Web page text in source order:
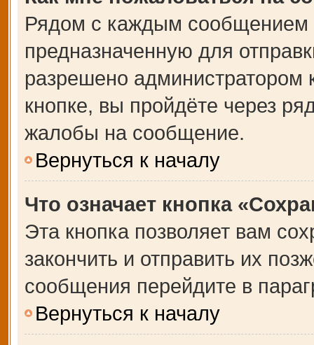
Рядом с каждым сообщением
предназначенную для
разрешено
кнопке, вы пройдёте через
жалобы на сообщение.
Вернуться к началу
Что означает кнопка
Эта кнопка позволяет вам
закончить и отправить их
сообщения перейдите в
Вернуться к началу